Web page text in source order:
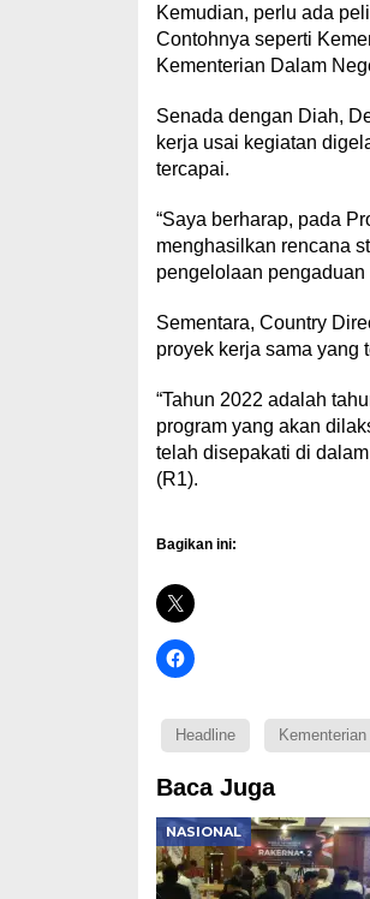
Kemudian, perlu ada
Contohnya seperti
Kementerian Dalam
Senada dengan Diah,
kerja usai kegiatan
tercapai.
“Saya berharap, pada
menghasilkan rencana
pengelolaan pengaduan
Sementara, Country
proyek kerja sama yang
“Tahun 2022 adalah
program yang akan
telah disepakati di
(R1).
Bagikan ini:
Headline
Baca Juga
NASIONAL